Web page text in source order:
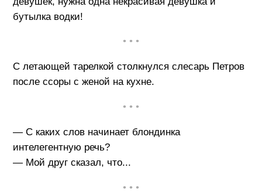
бутылка водки!
• • •
С летающей тарелкой столкнулся слесарь Петров
после ссоры с женой на кухне.
• • •
— С каких слов начинает блондинка
интелегентную речь?
— Мой друг сказал, что...
• • •